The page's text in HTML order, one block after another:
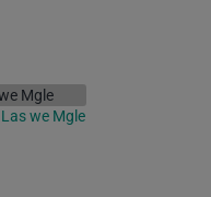
we Mgle